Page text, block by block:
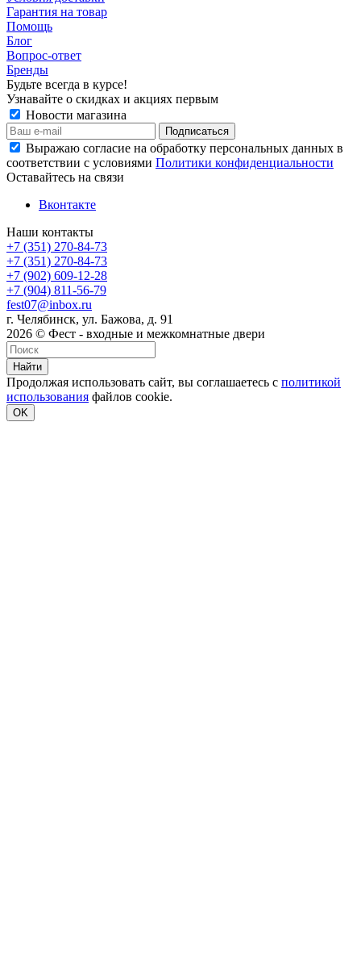
Гарантия на товар
Помощь
Блог
Вопрос-ответ
Бренды
Будьте всегда в курсе!
Узнавайте о скидках и акциях первым
Новости магазина
Выражаю согласие на обработку персональных данных в
соответствии с условиями Политики конфиденциальности
Оставайтесь на связи
Вконтакте
Наши контакты
+7 (351) 270-84-73
+7 (351) 270-84-73
+7 (902) 609-12-28
+7 (904) 811-56-79
fest07@inbox.ru
г. Челябинск, ул. Бажова, д. 91
2026 © Фест - входные и межкомнатные двери
Найти
Продолжая использовать сайт, вы соглашаетесь с политикой
использования файлов cookie.
OK